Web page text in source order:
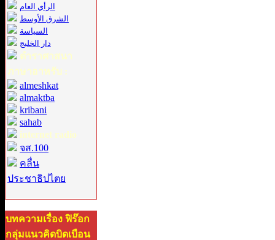
الرأي العام
الشرق الأوسط
السياسة
دار الخليج
ตำราศาสนา
ภาษาอาหรับ :
almeshkat
almaktba
kribani
sahab
internet radio
จส.100
คลื่น
ประชาธิปไตย
บทความเรื่อง ฟิร๊อก
กลุ่มแนวคิดบิดเบือน